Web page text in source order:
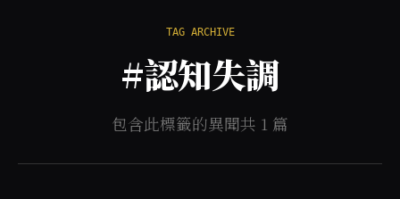
TAG ARCHIVE
#認知失調
包含此標籤的異聞共 1 篇